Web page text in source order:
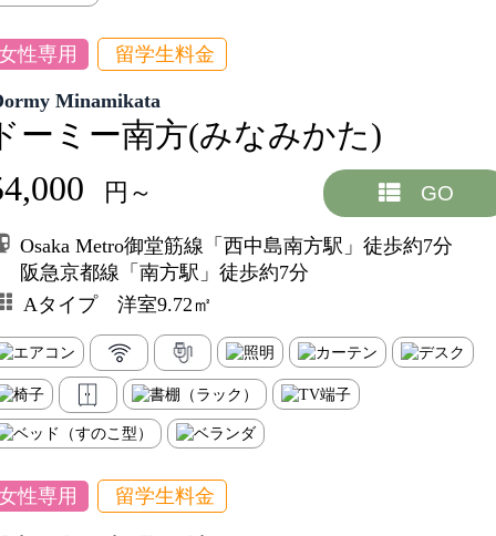
性専用 留学生料金
Minamikata
ーミー南方(みなみかた)
円～ GO
Osaka Metro御堂筋線「西中島南方駅」徒歩約7分
阪急京都線「南方駅」徒歩約7分
Aタイプ 洋室9.72㎡
性専用 留学生料金